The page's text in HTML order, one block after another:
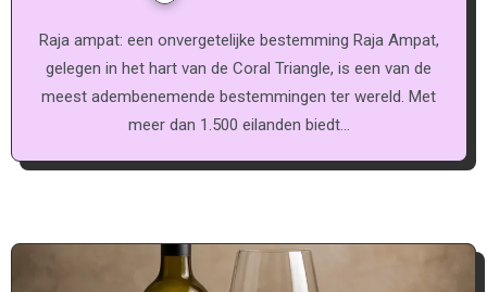
Raja ampat: een onvergetelijke bestemming Raja Ampat,
gelegen in het hart van de Coral Triangle, is een van de
meest adembenemende bestemmingen ter wereld. Met
meer dan 1.500 eilanden biedt…